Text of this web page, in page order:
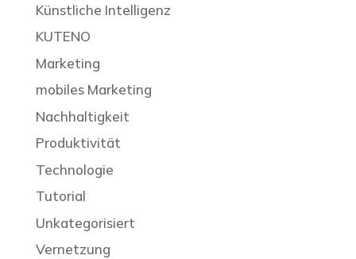
Künstliche Intelligenz
KUTENO
Marketing
mobiles Marketing
Nachhaltigkeit
Produktivität
Technologie
Tutorial
Unkategorisiert
Vernetzung